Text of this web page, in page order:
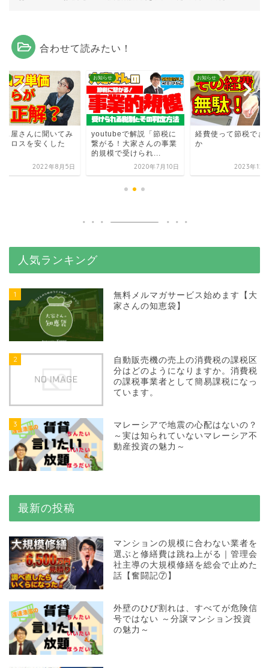
合わせて読みたい！
ス屋さんに聞いてみ
クロスを安くした
2022年8月5日
お知らせ
youtubeで解説「節税に
繋がる！大家さんの事業
的規模で受けられ...
2020年7月10日
お知らせ
経費使って節税でき
か
2023年12
人気ランキング
1
無料メルマガサービス始めます【大
家さんの知恵袋】
2
自動販売機の売上の消費税の課税区
分はどのようになりますか。消費税
の課税事業者として簡易課税になっ
ています。
3
マレーシアで地震の心配はないの？
～実は知られていないマレーシア不
動産投資の魅力～
最新の投稿
マンションの規模に合わない業者を
選ぶと修繕費は跳ね上がる｜管理会
社主導の大規模修繕を総会で止めた
話【奮闘記⑦】
外壁のひび割れは、すべてが危険信
号ではない ～分譲マンション投資
の魅力～